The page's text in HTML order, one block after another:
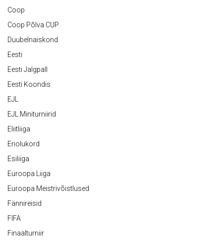
Coop
Coop Põlva CUP
Duubelnaiskond
Eesti
Eesti Jalgpall
Eesti Koondis
EJL
EJL Miniturniirid
Eliitliiga
Eriolukord
Esiliiga
Euroopa Liiga
Euroopa Meistrivõistlused
Fännireisid
FIFA
Finaalturniir